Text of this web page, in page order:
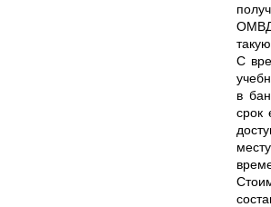
С
в
срок